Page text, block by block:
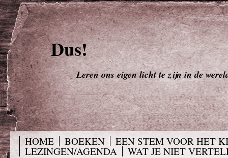
Dus!
Leren ons eigen licht te zijn in de
HOME BOEKEN
EEN STEM VOOR HET
LEZINGEN/AGENDA
WAT JE NIET